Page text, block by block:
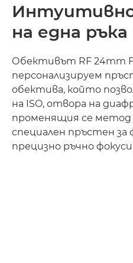
на една
Обективът RF 24mm
персонализируем
обектива, който
на ISO, отвора на
променящия се метод
специален пръстен за
прецизно ръчно